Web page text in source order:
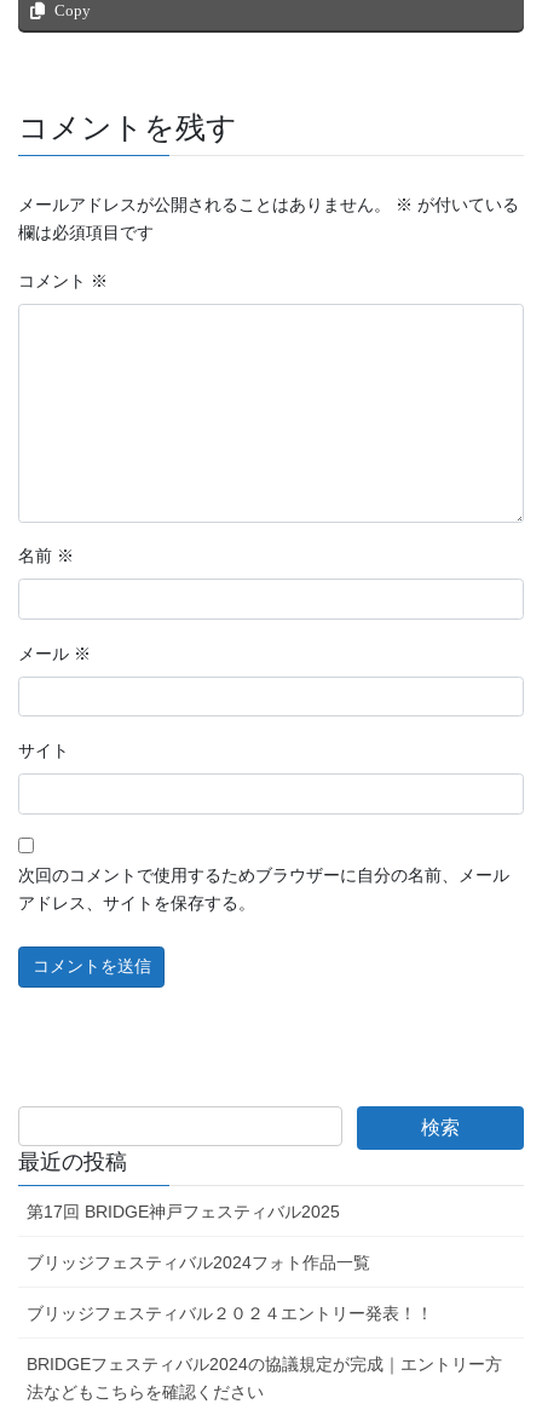
Copy
コメントを残す
メールアドレスが公開されることはありません。 ※ が付いている
欄は必須項目です
コメント ※
名前 ※
メール ※
サイト
次回のコメントで使用するためブラウザーに自分の名前、メール
アドレス、サイトを保存する。
最近の投稿
第17回 BRIDGE神戸フェスティバル2025
ブリッジフェスティバル2024フォト作品一覧
ブリッジフェスティバル２０２４エントリー発表！！
BRIDGEフェスティバル2024の協議規定が完成｜エントリー方
法などもこちらを確認ください